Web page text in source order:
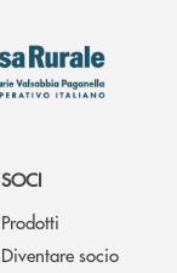
SOCI
Prodotti
Diventare socio